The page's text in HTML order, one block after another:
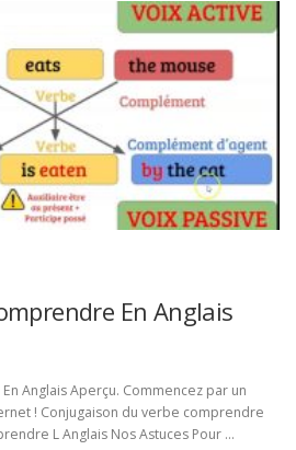
En Anglais
Anglais Aperçu. Commencez par un
! Conjugaison du verbe comprendre
L Anglais Nos Astuces Pour …